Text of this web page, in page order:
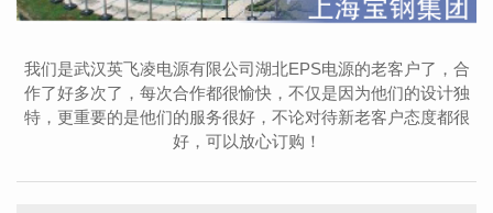
我们是武汉英飞凌电源有限公司湖北EPS电源的老客户了，合
作了好多次了，每次合作都很愉快，不仅是因为他们的设计独
特，更重要的是他们的服务很好，不论对待新老客户态度都很
好，可以放心订购！